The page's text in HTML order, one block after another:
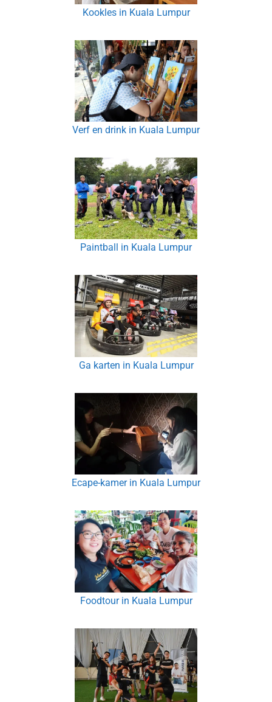
Kookles in Kuala Lumpur
Verf en drink in Kuala Lumpur
Paintball in Kuala Lumpur
Ga karten in Kuala Lumpur
Ecape-kamer in Kuala Lumpur
Foodtour in Kuala Lumpur